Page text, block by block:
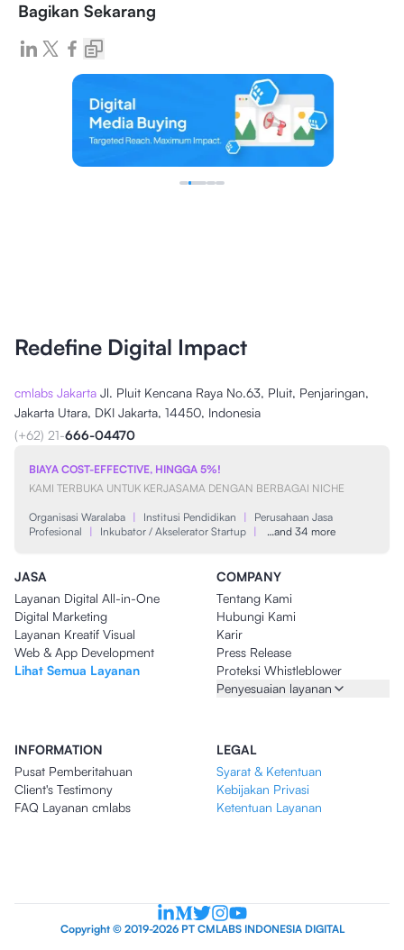
Bagikan Sekarang
Redefine Digital Impact
cmlabs Jakarta Jl. Pluit Kencana Raya No.63, Pluit, Penjaringan,
Jakarta Utara, DKI Jakarta, 14450, Indonesia
(+62) 21-666-04470
BIAYA COST-EFFECTIVE, HINGGA 5%!
KAMI TERBUKA UNTUK KERJASAMA DENGAN BERBAGAI NICHE
Organisasi Waralaba | Institusi Pendidikan |
Perusahaan Jasa
Profesional
| Inkubator / Akselerator Startup | …and 34 more
JASA
Layanan Digital All-in-One
Digital Marketing
Layanan Kreatif Visual
Web & App Development
Lihat Semua Layanan
COMPANY
Tentang Kami
Hubungi Kami
Karir
Press Release
Proteksi Whistleblower
Penyesuaian layanan
INFORMATION
Pusat Pemberitahuan
Client's Testimony
FAQ Layanan cmlabs
LEGAL
Syarat & Ketentuan
Kebijakan Privasi
Ketentuan Layanan
Copyright © 2019-2026 PT CMLABS INDONESIA DIGITAL